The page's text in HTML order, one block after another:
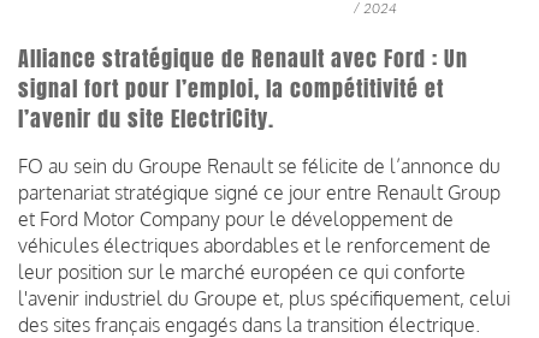
/ 2024
Alliance stratégique de Renault avec Ford : Un
signal fort pour l’emploi, la compétitivité et
l’avenir du site ElectriCity.
FO au sein du Groupe Renault se félicite de l’annonce du
partenariat stratégique signé ce jour entre Renault Group
et Ford Motor Company pour le développement de
véhicules électriques abordables et le renforcement de
leur position sur le marché européen ce qui conforte
l'avenir industriel du Groupe et, plus spécifiquement, celui
des sites français engagés dans la transition électrique.